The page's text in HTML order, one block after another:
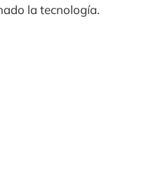
la tecnología.